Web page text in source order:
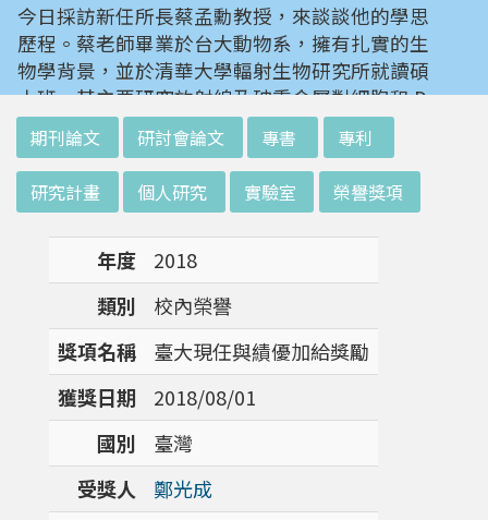
今日採訪新任所長蔡孟勳教授，來談談他的學思
歷程。蔡老師畢業於台大動物系，擁有扎實的生
物學背景，並於清華大學輻射生物研究所就讀碩
士班。其主要研究放射線及砷重金屬對細胞和 D
NA 的傷害及細胞表型的改變。就讀陽明大學博
士班時，選定研究長期暴露於低劑量輻射鋼筋下
對人體的影響，並比較其他國家高劑量暴露下的
不同影響。在美國國家衛生研究院從事博士後研
究時，開始了以微陣列技術探討致癌物質，如重
金屬以及輻射線等對腫瘤細胞的影響，同時有效
率分析以及整合生物晶片所產出之大數據。蔡老
師於1996年回到台灣大學任教後，繼續以生物
晶片搭配生物資訊等為工具，開發專一性生物指
標，應用於精準農業以及偵測癌細胞轉移或復發
等在精準醫療上的應用。同時，蔡老師運用次世
代定序瞭解台灣乳癌病患中基因體中的變異以及
演化，試圖瞭解癌症復發機制。同時透過次世代
定序解出台灣帝雉全基因體資訊。這樣的訊息是
只能從基因組分析而無法從生態調查得知，在在
期刊論文 研討會論文 專書 專利
研究計畫 個人研究 實驗室 榮譽獎項
年度
2018
類別
校內榮譽
獎項名稱
臺大現任與績優加給獎勵
獲獎日期
2018/08/01
國別
臺灣
受獎人
鄭光成